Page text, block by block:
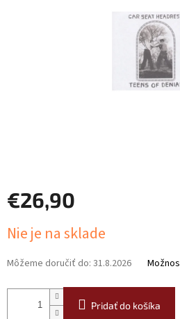
€26,90
cena:
Nie je na sklade
Môžeme doručiť do: 31.8.2026
Pridať do košíka